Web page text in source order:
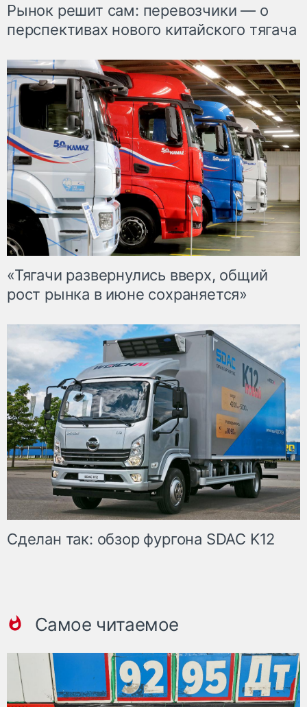
Рынок решит сам: перевозчики — о
перспективах нового китайского тягача
«Тягачи развернулись вверх, общий
рост рынка в июне сохраняется»
Сделан так: обзор фургона SDAC K12
Самое читаемое